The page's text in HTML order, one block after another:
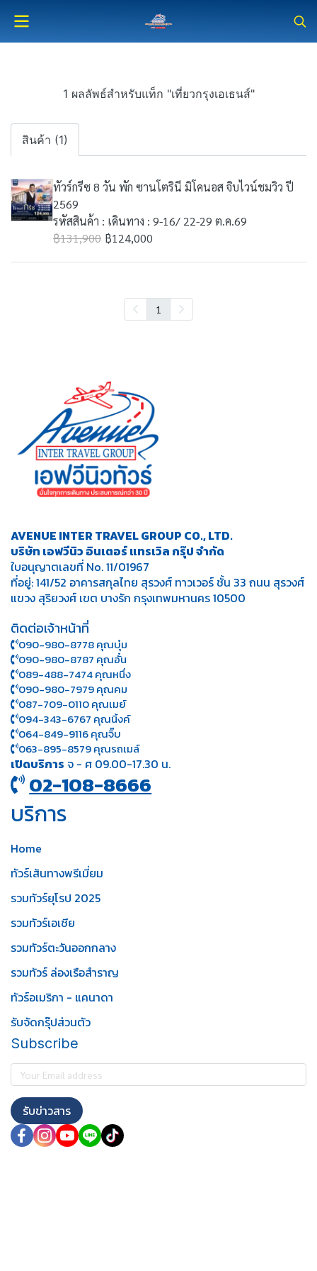
1 ผลลัพธ์สำหรับแท็ก "เที่ยวกรุงเอเธนส์"
สินค้า (1)
ทัวร์กรีซ 8 วัน พัก ซานโตรินี มิโคนอส จิบไวน์ชมวิว ปี
2569
รหัสสินค้า : เดินทาง : 9-16/ 22-29 ต.ค.69
฿131,900 ฿124,000
1
AVENUE INTER TRAVEL GROUP CO., LTD.
บริษัท เอฟวีนิว อินเตอร์ แทรเวิล กรุ๊ป จำกัด
ใบอนุญาตเลขที่ No. 11/01967
ที่อยู่: 141/52 อาคารสกุลไทย สุรวงศ์ ทาวเวอร์ ชั้น 33 ถนน สุรวงศ์
แขวง สุริยวงศ์ เขต บางรัก กรุงเทพมหานคร 10500
ติดต่อเจ้าหน้าที่
090-980-8778 คุณบุ๋ม
090-980-8787 คุณอั๋น
089-488-7474 คุณหนึ่ง
090-980-7979 คุณคม
087-709-0110 คุณเมย์
094-343-6767 คุณนิ้งค์
064-849-9116 คุณจิ๊บ
063-895-8 579คุณรถเมล์
เปิดบริการ จ - ศ 09.00-17.30 น.
02-108-8666
บริการ
Home
ทัวร์เส้นทางพรีเมี่ยม
รวมทัวร์ยุโรป 2025
รวมทัวร์เอเชีย
รวมทัวร์ตะวันออกกลาง
รวมทัวร์ ล่องเรือสำราญ
ทัวร์อเมริกา - แคนาดา
รับจัดกรุ๊ปส่วนตัว
Subscribe
รับข่าวสาร